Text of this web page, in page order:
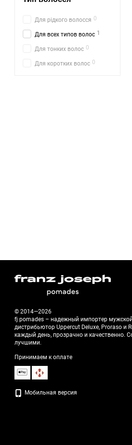
Для рідкого волосся 0
Для всех типов волос 1
Для тонких волос 0
Для коротких волос 0
© 2014—2026
fj pomades – надежный импортер
дистрибьютор Uppercut Deluxe, Proraso и
каждый день, прозрачно и качественно.
лучшими.
Принимаем к оплате
Мобильная версия